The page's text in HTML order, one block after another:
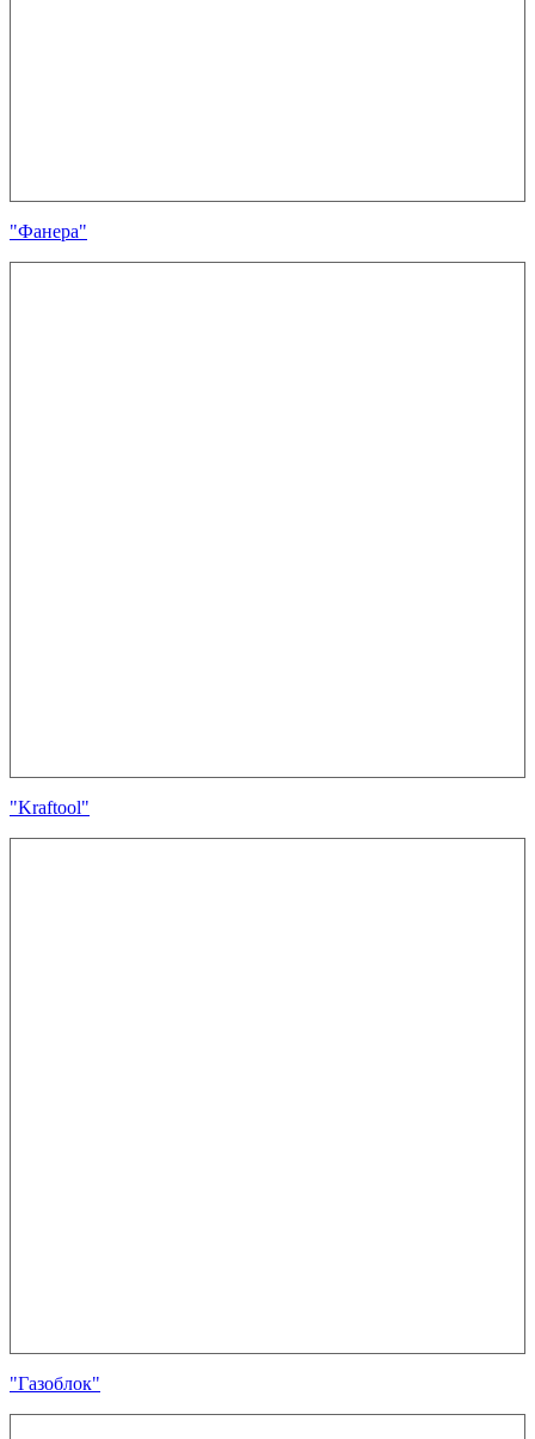
"Фанера"
"Kraftool"
"Газоблок"